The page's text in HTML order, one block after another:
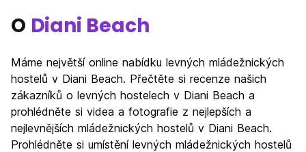
O Diani Beach
Máme největší online nabídku levných mládežnických
hostelů v Diani Beach. Přečtěte si recenze našich
zákazníků o levných hostelech v Diani Beach a
prohlédněte si videa a fotografie z nejlepších a
nejlevnějších mládežnických hostelů v Diani Beach.
Prohlédněte si umístění levných mládežnických hostelů